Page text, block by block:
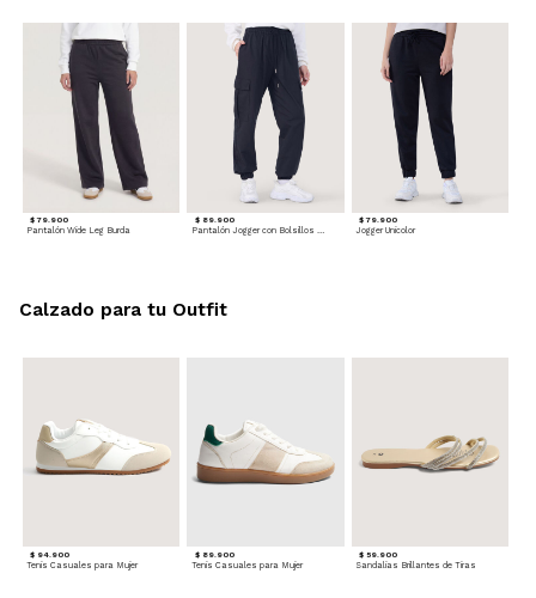
$ 79.900
Pantalón Wide Leg Burda
$ 89.900
Pantalón Jogger con Bolsillos Cargo
$ 79.900
Jogger Unicolor
$ 94.900
Tenis Casuales para Mujer
$ 89.900
Tenis Casuales para Mujer
$ 59.900
Sandalias Brillantes de Tiras
Calzado para tu Outfit